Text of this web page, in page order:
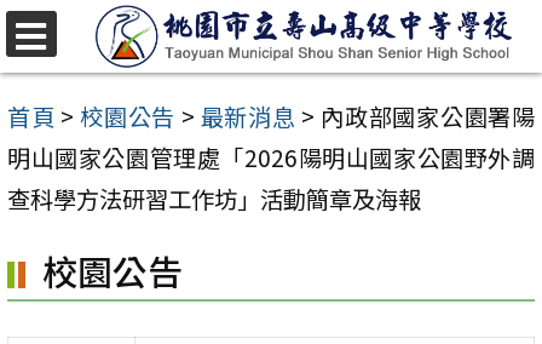
跳
至
主
要
內
區
首頁 > 校園公告 > 最新消息 > 內政部國家公園署陽
明山國家公園管理處「2026陽明山國家公園野外調
查科學方法研習工作坊」活動簡章及海報
校園公告
選
單